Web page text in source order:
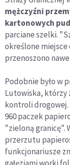
mężczyźni
kartonowych
parciane szelki.
określone
przenoszono
Podobnie było w
Lutowiska, którzy
kontroli
960 paczek
"zieloną granicę".
przerzutu
funkcjonariusze